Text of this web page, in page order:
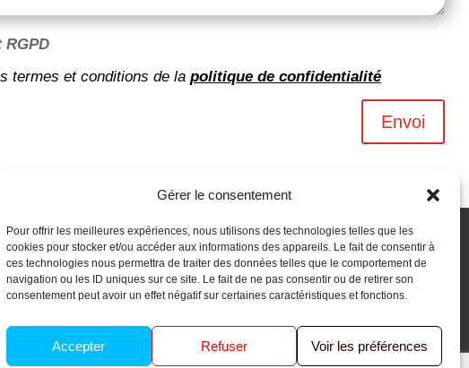
Gérer le consentement
Pour offrir les meilleures expériences, nous utilisons des technologies telles que les
cookies pour stocker et/ou accéder aux informations des appareils. Le fait de consentir à
ces technologies nous permettra de traiter des données telles que le comportement de
navigation ou les ID uniques sur ce site. Le fait de ne pas consentir ou de retirer son
consentement peut avoir un effet négatif sur certaines caractéristiques et fonctions.
Accepter Refuser Voir les préférences
RGPD
termes et conditions de la politique de confidentialité
Envoi
l’agence Ouacom